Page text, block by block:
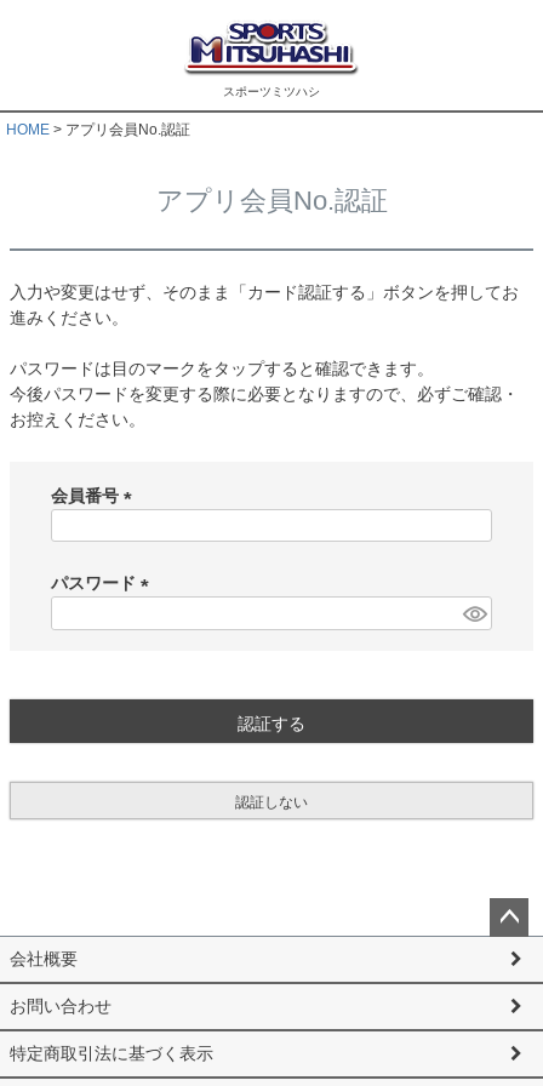
スポーツミツハシ
HOME アプリ会員No.認証
アプリ会員No.認証
入力や変更はせず、そのまま「カード認証する」ボタンを押してお
進みください。
パスワードは目のマークをタップすると確認できます。
今後パスワードを変更する際に必要となりますので、必ずご確認・
お控えください。
会員番号
須
)
パスワード
認証する
認証しない
ペー
ップ
へ
会社概要
お問い合わせ
特定商取引法に基づく表示